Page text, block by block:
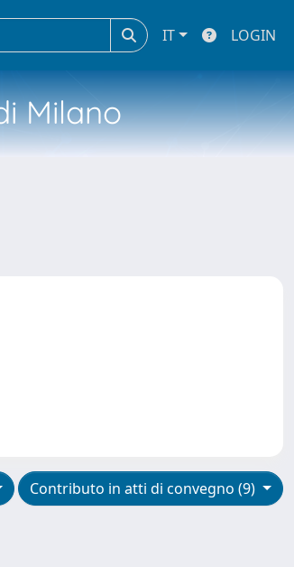
IT LOGIN
Milano
Contributo in atti di convegno (9)